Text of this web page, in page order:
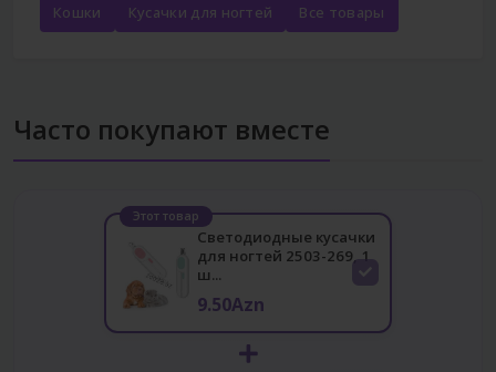
Кошки Кусачки для ногтей Все товары
Часто покупают вместе
Этот товар
Светодиодные кусачки
для ногтей 2503-269, 1
ш...
9.50Azn